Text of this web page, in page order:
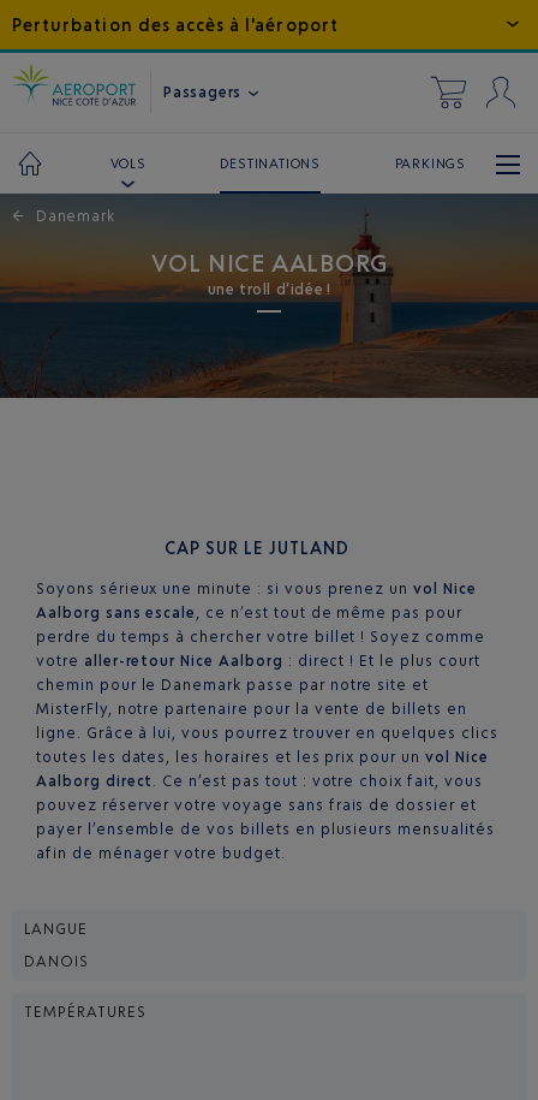
Perturbation des accès à l'aéroport
Passagers
VOLS DESTINATIONS PARKINGS
← Danemark
VOL NICE AALBORG
une troll d’idée !
CAP SUR LE JUTLAND
Soyons sérieux une minute : si vous prenez unvol Nice
Aalborg sans escale , ce n’est tout de même pas pour
perdre du temps à chercher votre billet ! Soyez comme
votre aller-retour Nice Aalborg : direct ! Et le plus court
chemin pour le Danemark passe par notre site et
MisterFly, notre partenaire pour la vente de billets en
ligne. Grâce à lui, vous pourrez trouver en quelques clics
toutes les dates, les horaires et les prix pour un vol Nice
Aalborg direct . Ce n’est pas tout : votre choix fait, vous
pouvez réserver votre voyage sans frais de dossier et
payer l’ensemble de vos billets en plusieurs mensualités
afin de ménager votre budget.
LANGUE
DANOIS
TEMPÉRATURES